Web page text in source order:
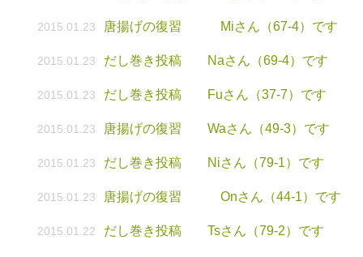
2015.01.23 唐揚げの復習 Miさん（67-4）です
2015.01.23 だし巻き投稿 Naさん（69-4）です
2015.01.23 だし巻き投稿 Fuさん（37-7）です
2015.01.23 唐揚げの復習 Waさん（49-3）です
2015.01.23 だし巻き投稿 Niさん（79-1）です
2015.01.23 唐揚げの復習 Onさん（44-1）です
2015.01.22 だし巻き投稿 Tsさん（79-2）です